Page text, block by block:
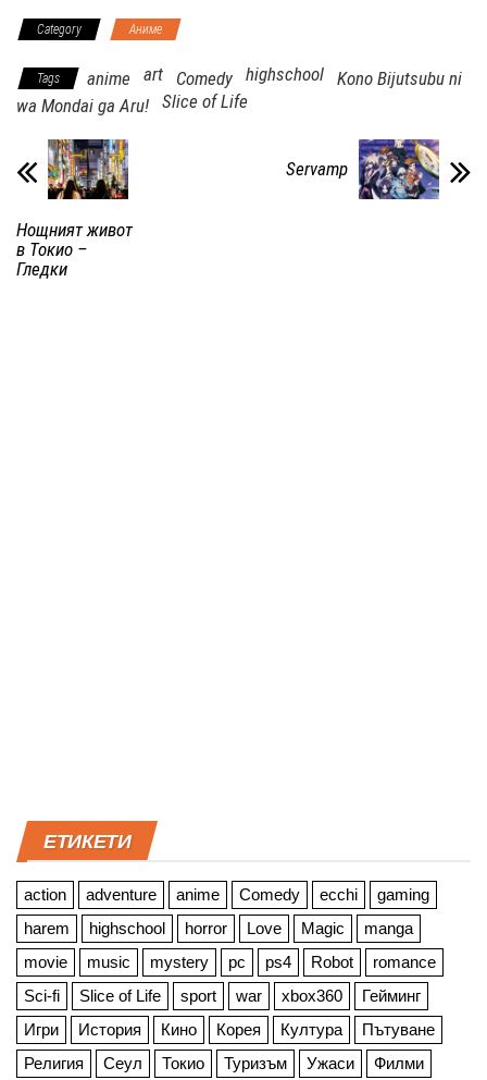
Category Аниме
Tags anime art Comedy highschool Kono Bijutsubu ni
wa Mondai ga Aru! Slice of Life
Нощният живот
в Токио –
Гледки
Servamp
ЕТИКЕТИ
action adventure anime Comedy ecchi
gaming
harem
highschool horror Love Magic
manga
movie
music mystery pc ps4 Robot
romance
Sci-fi
Slice of Life sport war xbox360
Гейминг
Игри
История Кино Корея Култура
Пътуване
Религия
Сеул Токио Туризъм Ужаси Филми